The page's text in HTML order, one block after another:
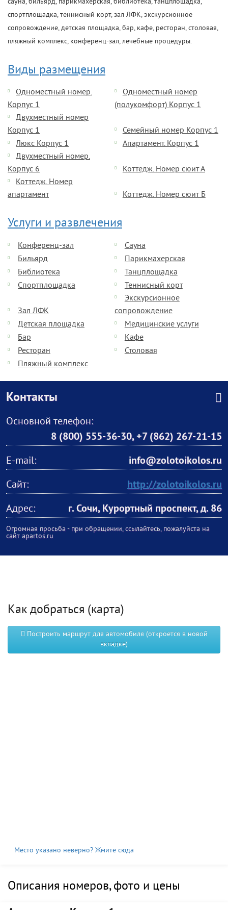
сауна, бильярд, парикмахерская, библиотека, танцплощадка,
спортплощадка, теннисный корт, зал ЛФК, экскурсионное
сопровождение, детская площадка, бар, кафе, ресторан, столовая,
пляжный комплекс, конференц-зал, лечебные процедуры.
Виды размещения
Одноместный номер.
Корпус 1
Одноместный номер
(полукомфорт) Корпус 1
Двухместный номер
Корпус 1
Семейный номер Корпус 1
Люкс Корпус 1
Апартамент. Корпус 1
Двухместный номер.
Корпус 6
Коттедж. Номер сюит А
Коттедж. Номер
апартамент
Коттедж. Номер сюит Б
Услуги и развлечения
Конференц-зал
Сауна
Бильярд
Парикмахерская
Библиотека
Танцплощадка
Спортплощадка
Теннисный корт
Зал ЛФК
Экскурсионное
сопровождение
Детская площадка
Медицинские услуги
Бар
Кафе
Ресторан
Столовая
Пляжный комплекс
Контакты
Основной телефон:
8 (800) 555-36-30,+7 (862) 267-21-15
E-mail:
info@zolotoikolos.ru
Сайт:
http://zolotoikolos.ru
Адрес:
г. Сочи, Курортный проспект, д. 86
Огромная просьба - при обращении, ссылайтесь, пожалуйста на
сайт apartos.ru
Как добраться (карта)
Построить маршрут для автомобиля (откроется в новой
вкладке)
Место указано неверно? Жмите сюда
Описания номеров, фото и цены